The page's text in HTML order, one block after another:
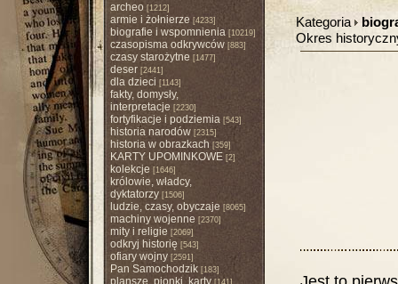
archeo [1212]
armie i żołnierze [4233]
biografie i wspomnienia[10219]
czasopisma odkrywców[883]
czasy starożytne [1477]
deser[2441]
dla dzieci [1143]
fakty, domysły,
interpretacje [2230]
fortyfikacje i podziemia[543]
historia narodów[2315]
historia w obrazkach [359]
KARTY UPOMINKOWE[2]
kolekcje [1646]
królowie, władcy,
dyktatorzy[1506]
ludzie, czasy, obyczaje [8065]
machiny wojenne [2370]
mity i religie [2069]
odkryj historię[543]
ofiary wojny[2591]
Pan Samochodzik[183]
plansze, pionki, karty[141]
Kategoria
Okres